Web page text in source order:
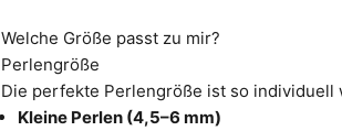
Welche Größe passt zu mir?
Perlengröße
Die perfekte Perlengröße ist so individuell
Kleine Perlen (4,5–6 mm)